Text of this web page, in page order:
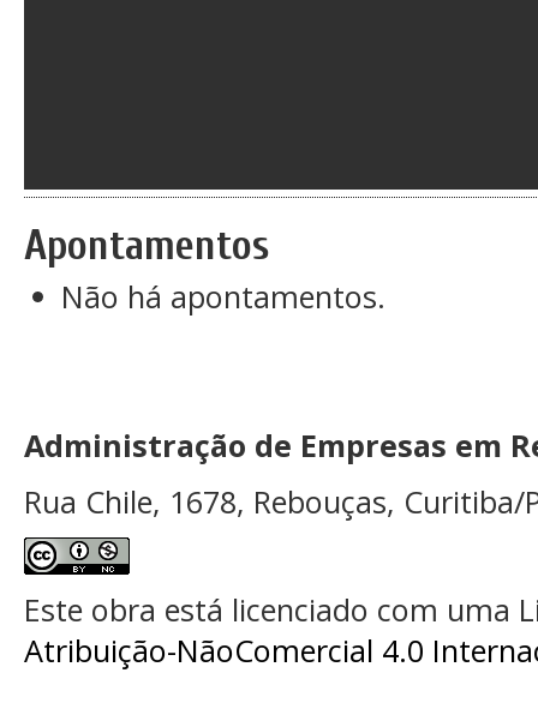
Apontamentos
Não há apontamentos.
Administração de Empresas em
Rua Chile, 1678, Rebouças, Curitiba/
Este obra está licenciado com uma
Atribuição-NãoComercial 4.0